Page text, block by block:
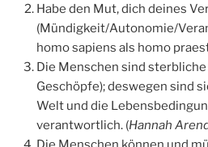
Habe den Mut, dich deines
(Mündigkeit/Autonomie/
homo sapiens als homo
Die Menschen sind
Geschöpfe); deswegen sind
Welt und die
verantwortlich. (Hannah